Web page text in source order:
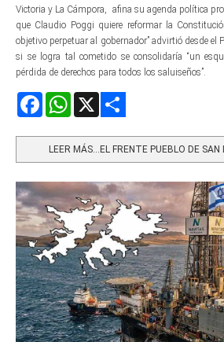
Victoria y La Cámpora, afina su agenda política
que Claudio Poggi quiere reformar la
objetivo perpetuar al gobernador” advirtió desde el
si se logra tal cometido se consolidaría “un
pérdida de derechos para todos los saluiseños”.
FacebookWhatsApp
LEER MÁS…EL FRENTE PUEBLO DE SAN